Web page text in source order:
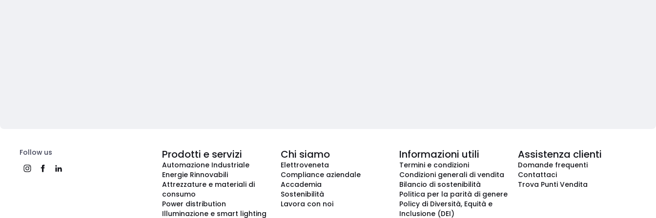
Follow us Prodotti e servizi
Automazione Industriale
Energie Rinnovabili
Attrezzature e materiali di
consumo
Power distribution
Illuminazione e smart lighting
Chi siamo
Elettroveneta
Compliance aziendale
Accademia
Sostenibilità
Lavora con noi
Informazioni utili
Termini e condizioni
Condizioni generali di vendita
Bilancio di sostenibilità
Politica per la parità di genere
Policy di Diversità, Equità e
Inclusione (DEI)
Assistenza clienti
Domande frequenti
Contattaci
Trova Punti Vendita